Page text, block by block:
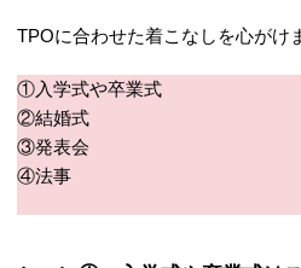
TPOに合わせた着こなしを心がけ
①入学式や卒業式
②結婚式
③発表会
④法事